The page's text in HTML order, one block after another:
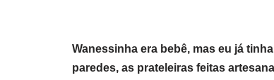
Wanessinha era bebê, mas eu já
paredes, as prateleiras feitas